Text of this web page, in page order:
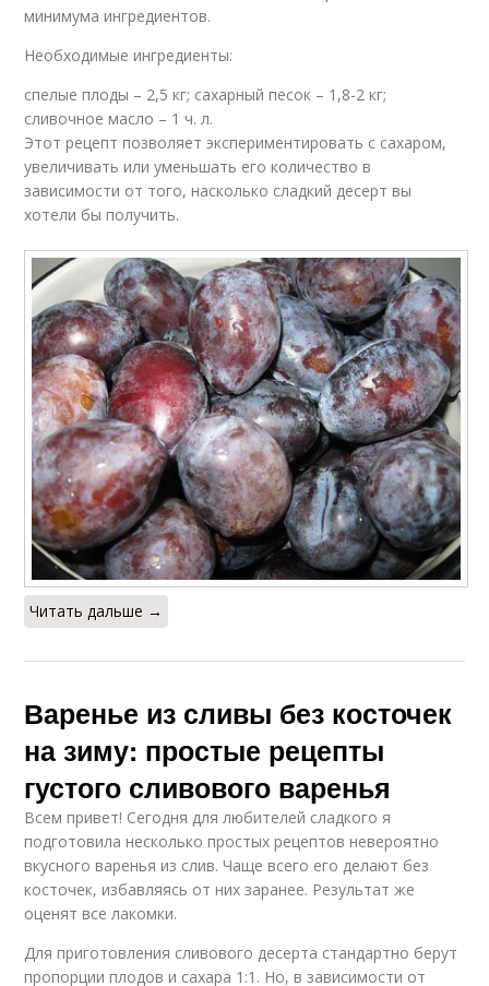
минимума ингредиентов.
Необходимые ингредиенты:
спелые плоды – 2,5 кг; сахарный песок – 1,8-2 кг;
сливочное масло – 1 ч. л.
Этот рецепт позволяет экспериментировать с сахаром,
увеличивать или уменьшать его количество в
зависимости от того, насколько сладкий десерт вы
хотели бы получить.
Читать дальше →
Варенье из сливы без косточек
на зиму: простые рецепты
густого сливового варенья
Всем привет! Сегодня для любителей сладкого я
подготовила несколько простых рецептов невероятно
вкусного варенья из слив. Чаще всего его делают без
косточек, избавляясь от них заранее. Результат же
оценят все лакомки.
Для приготовления сливового десерта стандартно берут
пропорции плодов и сахара 1:1. Но, в зависимости от